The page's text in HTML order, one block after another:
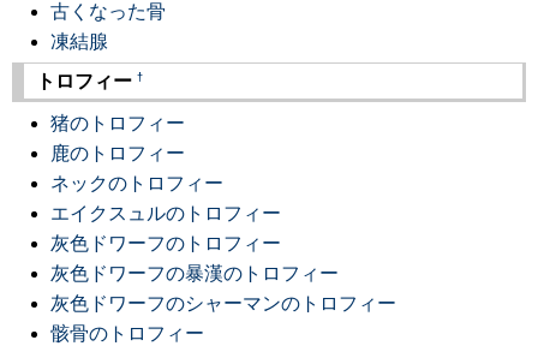
古くなった骨
凍結腺
トロフィー †
猪のトロフィー
鹿のトロフィー
ネックのトロフィー
エイクスュルのトロフィー
灰色ドワーフのトロフィー
灰色ドワーフの暴漢のトロフィー
灰色ドワーフのシャーマンのトロフィー
骸骨のトロフィー